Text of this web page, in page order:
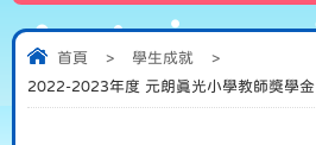
首頁 > 學生成就
>
2022-2023年度 元朗真光小學教師獎學金